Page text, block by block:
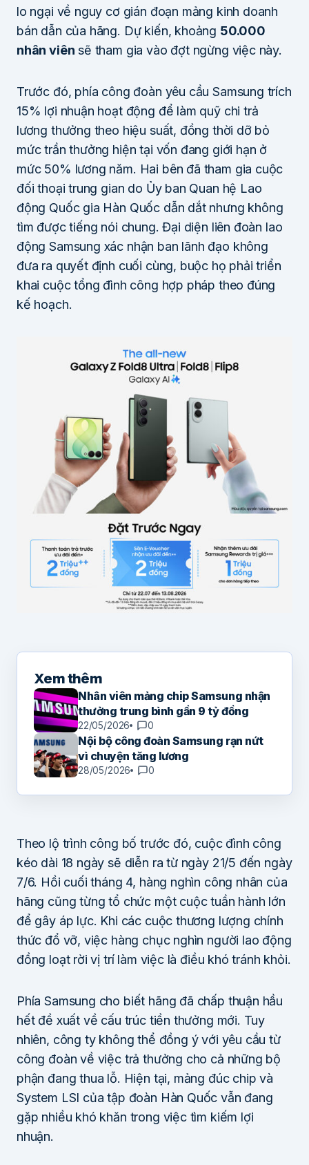
lo ngại về nguy cơ gián đoạn mảng kinh doanh
bán dẫn của hãng. Dự kiến, khoảng 50.000
nhân viên sẽ tham gia vào đợt ngừng việc này.
Trước đó, phía công đoàn yêu cầu Samsung trích
15% lợi nhuận hoạt động để làm quỹ chi trả
lương thưởng theo hiệu suất, đồng thời dỡ bỏ
mức trần thưởng hiện tại vốn đang giới hạn ở
mức 50% lương năm. Hai bên đã tham gia cuộc
đối thoại trung gian do Ủy ban Quan hệ Lao
động Quốc gia Hàn Quốc dẫn dắt nhưng không
tìm được tiếng nói chung. Đại diện liên đoàn lao
động Samsung xác nhận ban lãnh đạo không
đưa ra quyết định cuối cùng, buộc họ phải triển
khai cuộc tổng đình công hợp pháp theo đúng
kế hoạch.
Xem thêm
Nhân viên mảng chip Samsung nhận
thưởng trung bình gần 9 tỷ đồng
22/05/2026 0
Nội bộ công đoàn Samsung rạn nứt
vì chuyện tăng lương
28/05/2026 0
Theo lộ trình công bố trước đó, cuộc đình công
kéo dài 18 ngày sẽ diễn ra từ ngày 21/5 đến ngày
7/6. Hồi cuối tháng 4, hàng nghìn công nhân của
hãng cũng từng tổ chức một cuộc tuần hành lớn
để gây áp lực. Khi các cuộc thương lượng chính
thức đổ vỡ, việc hàng chục nghìn người lao động
đồng loạt rời vị trí làm việc là điều khó tránh khỏi.
Phía Samsung cho biết hãng đã chấp thuận hầu
hết đề xuất về cấu trúc tiền thưởng mới. Tuy
nhiên, công ty không thể đồng ý với yêu cầu từ
công đoàn về việc trả thưởng cho cả những bộ
phận đang thua lỗ. Hiện tại, mảng đúc chip và
System LSI của tập đoàn Hàn Quốc vẫn đang
gặp nhiều khó khăn trong việc tìm kiếm lợi
nhuận.